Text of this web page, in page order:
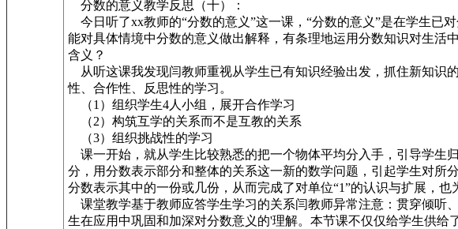
分数的意义教学反思（十）：
今日听了xx教师的“分数的意义”这一课，“分数的意义”是在学生已
能对具体情境中分数的意义做出解释，有条理地运用分数知识对生活
含义？
从听这课我发现闫教师重视从学生已有知识经验出发，抓住新知识
性、合作性、反思性的学习。
（1）组织学生4人小组，展开合作学习
（2）构筑互学的关系而不是互教的关系
（3）组织挑战性的学习
课一开始，就从学生比较熟悉的把一个物体平均分入手，引导学生
分，用分数表示部分和整体的关系这一新的数学问题，引起学生对所
分数表示其中的一份或几份，从而完成了对单位“1”的认识与扩展，也
课堂教学基于教师应答学生学习的关系闫教师异常注意：贯穿倾听
生在应用中巩固和加深对分数意义的'理解。本节课不仅仅给学生供